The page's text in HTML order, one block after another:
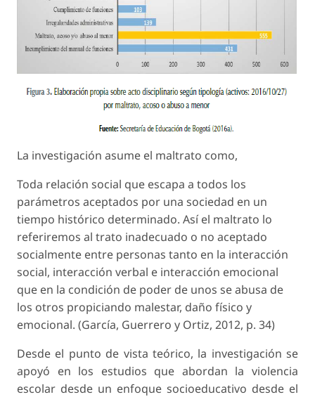
La investigación asume el maltrato como,
Toda relación social que escapa a todos los
parámetros aceptados por una sociedad en un
tiempo histórico determinado. Así el maltrato lo
referiremos al trato inadecuado o no aceptado
socialmente entre personas tanto en la interacción
social, interacción verbal e interacción emocional
que en la condición de poder de unos se abusa de
los otros propiciando malestar, daño físico y
emocional. (García, Guerrero y Ortiz, 2012, p. 34)
Desde el punto de vista teórico, la investigación se
apoyó en los estudios que abordan la violencia
escolar desde un enfoque socioeducativo desde el